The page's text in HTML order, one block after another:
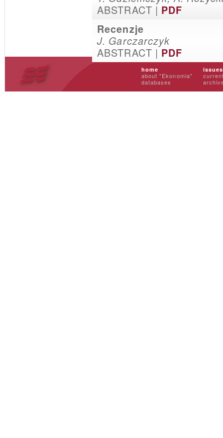
ABSTRACT | PDF
Recenzje
J. Garczarczyk
ABSTRACT | PDF
home
about "Ekonomia"
databases
issues